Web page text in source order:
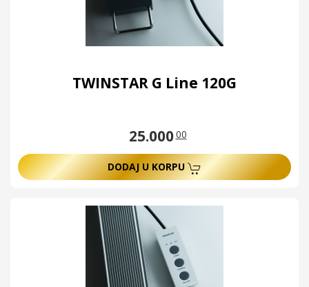
TWINSTAR G Line 120G
25.00000
DODAJ U KORPU